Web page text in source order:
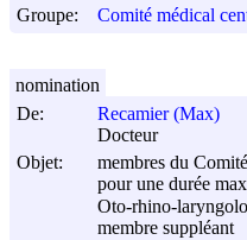
Groupe:
Comité médical
De:
Recamier (Max)
Docteur
Objet:
membres du
pour une durée
Oto-rhino-
membre suppléant
nomination